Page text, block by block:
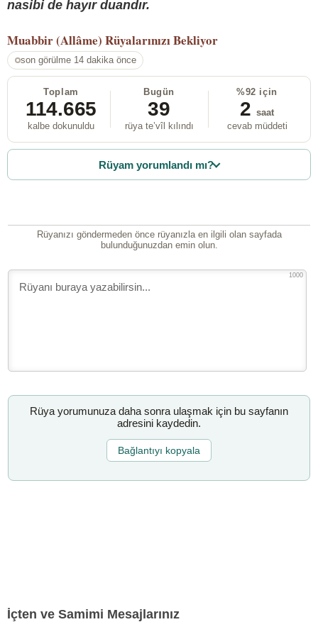
nasibi de hayır duandır.
Muabbir (Allâme) Rüyalarınızı Bekliyor
son görülme 14 dakika önce
Toplam
114.665
kalbe dokunuldu
Bugün
39
rüya te’vîl kılındı
%92 için
2 saat
cevab müddeti
Rüyam yorumlandı mı?
Rüyanızı göndermeden önce rüyanızla en ilgili olan sayfada
bulunduğunuzdan emin olun.
1000
Rüya yorumunuza daha sonra ulaşmak için bu sayfanın
adresini kaydedin.
Bağlantıyı kopyala
İçten ve Samimi Mesajlarınız